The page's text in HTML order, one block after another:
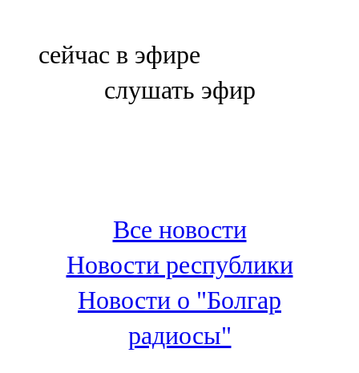
Болгар
100,3 FM
Зәй
106,6 FM
Кадыбаш
105,2 FM
сейчас в эфире
слушать эфир
Все новости
Новости республики
Новости о "Болгар
радиосы"